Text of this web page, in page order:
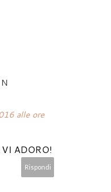
alle ore
ADORO!
Rispondi